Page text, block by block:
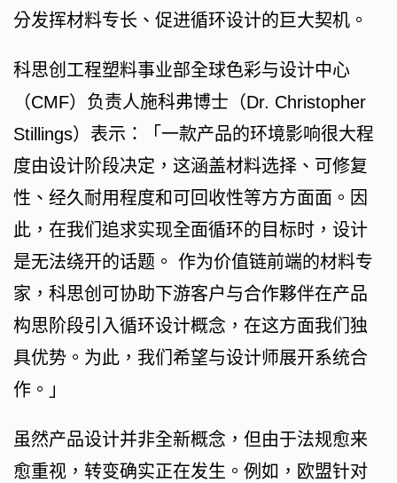
分发挥材料专长、促进循环设计的巨大契机。
科思创工程塑料事业部全球色彩与设计中心
（CMF）负责人施科弗博士（Dr. Christopher
Stillings）表示：「一款产品的环境影响很大程
度由设计阶段决定，这涵盖材料选择、可修复
性、经久耐用程度和可回收性等方方面面。因
此，在我们追求实现全面循环的目标时，设计
是无法绕开的话题。 作为价值链前端的材料专
家，科思创可协助下游客户与合作夥伴在产品
构思阶段引入循环设计概念，在这方面我们独
具优势。为此，我们希望与设计师展开系统合
作。」
虽然产品设计并非全新概念，但由于法规愈来
愈重视，转变确实正在发生。例如，欧盟针对